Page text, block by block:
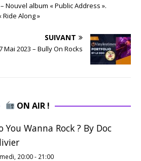
Nouvel album « Public Address ».
Ride Along »
SUIVANT
2023 – Bully On Rocks
ON AIR !
You Wanna Rock ? By Doc
20:00- 21:00